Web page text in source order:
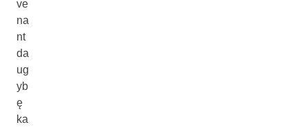
ve
na
nt
da
ug
yb
ę
ka